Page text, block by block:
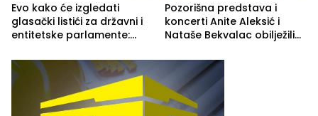
Evo kako će izgledati
glasački listići za državni i
entitetske parlamente:
vidljive na njima
Pozorišna predstava i
koncerti Anite Aleksić i
Nataše Bekvalac obilježili
ljeta (FOTO)